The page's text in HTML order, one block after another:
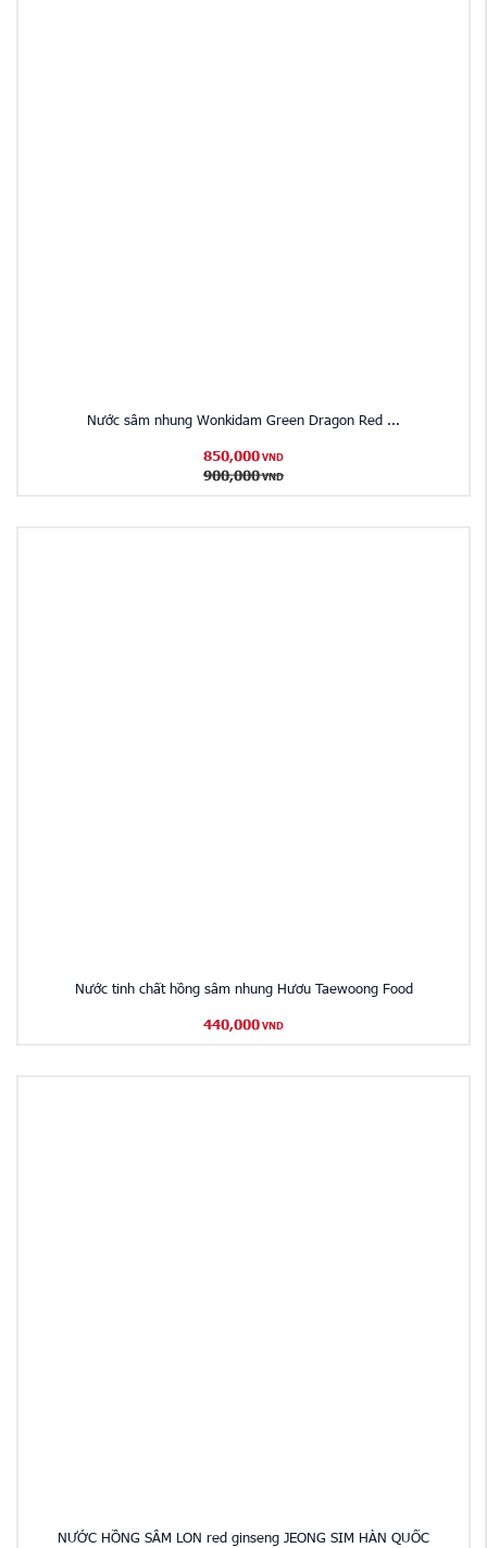
Nước sâm nhung Wonkidam Green Dragon Red ...
850,000 VND
900,000 VND
Nước tinh chất hồng sâm nhung Hươu Taewoong Food
440,000 VND
NƯỚC HỒNG SÂM LON red ginseng JEONG SIM HÀN QUỐC